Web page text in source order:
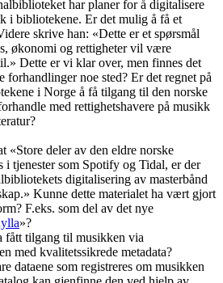
har planer for å digitalisere
i bibliotekene. Er det mulig å få et
skrive han: «Dette er et spørsmål
økonomi og rettigheter vil være
Dette er vi klar over, men finnes det
forhandlinger noe sted? Er det regnet på
i Norge å få tilgang til den norske
med rettighetshavere på musikk
«Store deler av den eldre norske
i tjenester som Spotify og Tidal, er der
digitalisering av masterbånd
Kunne dette materialet ha vært gjort
F.eks. som del av det nye
»?
fått tilgang til musikken via
med kvalitetssikrede metadata?
dataene som registreres om musikken